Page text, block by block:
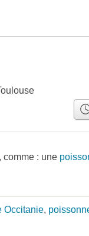
comme : une
Occitanie,